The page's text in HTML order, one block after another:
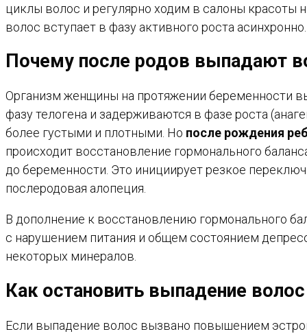
циклы волос и регулярно ходим в салоны красоты
волос вступает в фазу активного роста
Почему после родов выпадают
Организм женщины на протяжении беременности
фазу телогена и задерживаются в фазе роста
более густыми и плотными. Но после рождения
происходит восстановление гормонального
до беременности. Это инициирует резкое
послеродовая алопеция.
В дополнение к восстановлению гормонального
с нарушением питания и общем состоянием
некоторых минералов.
Как остановить выпадение
Если выпадение волос вызвано повышением